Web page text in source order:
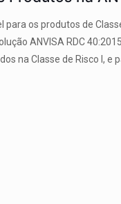
os produtos de
ANVISA RDC
na Classe de Risco I,